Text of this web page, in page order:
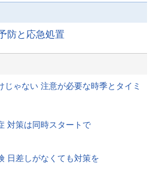
防と応急処置
じゃない 注意が必要な時季とタイミ
対策は同時スタートで
日差しがなくても対策を